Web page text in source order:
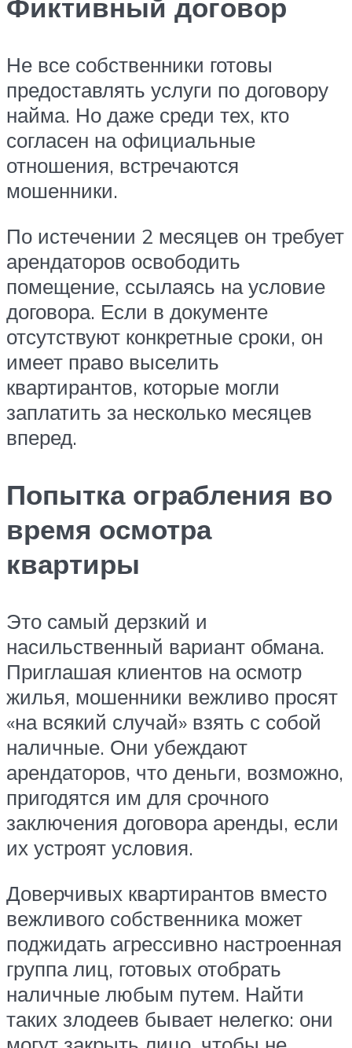
Фиктивный договор
Не все собственники готовы
предоставлять услуги по договору
найма. Но даже среди тех, кто
согласен на официальные
отношения, встречаются
мошенники.
По истечении 2 месяцев он требует
арендаторов освободить
помещение, ссылаясь на условие
договора. Если в документе
отсутствуют конкретные сроки, он
имеет право выселить
квартирантов, которые могли
заплатить за несколько месяцев
вперед.
Попытка ограбления во
время осмотра
квартиры
Это самый дерзкий и
насильственный вариант обмана.
Приглашая клиентов на осмотр
жилья, мошенники вежливо просят
«на всякий случай» взять с собой
наличные. Они убеждают
арендаторов, что деньги, возможно,
пригодятся им для срочного
заключения договора аренды, если
их устроят условия.
Доверчивых квартирантов вместо
вежливого собственника может
поджидать агрессивно настроенная
группа лиц, готовых отобрать
наличные любым путем. Найти
таких злодеев бывает нелегко: они